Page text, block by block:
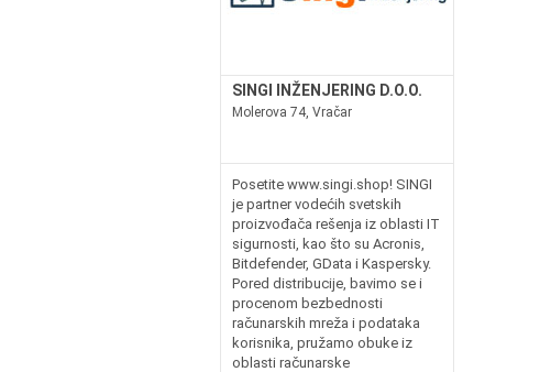
SINGI INŽENJERING D.O.O.
Molerova 74, Vračar
Posetite www.singi.shop! SINGI
je partner vodećih svetskih
proizvođača rešenja iz oblasti IT
sigurnosti, kao što su Acronis,
Bitdefender, GData i Kaspersky.
Pored distribucije, bavimo se i
procenom bezbednosti
računarskih mreža i podataka
korisnika, pružamo obuke iz
oblasti računarske